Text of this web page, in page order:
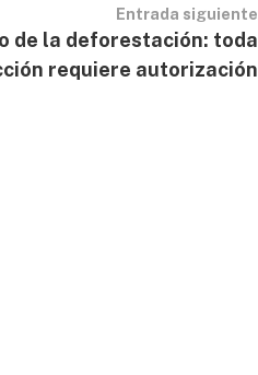
Entrada siguiente
de la deforestación: toda
requiere autorización